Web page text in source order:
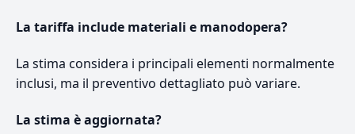
La tariffa include materiali e manodopera?
La stima considera i principali elementi normalmente
inclusi, ma il preventivo dettagliato può variare.
La stima è aggiornata?